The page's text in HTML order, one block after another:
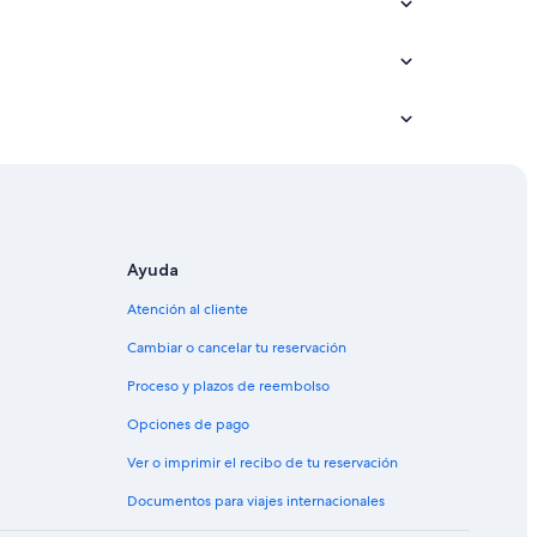
Ayuda
Atención al cliente
Cambiar o cancelar tu reservación
Proceso y plazos de reembolso
Opciones de pago
Ver o imprimir el recibo de tu reservación
Documentos para viajes internacionales